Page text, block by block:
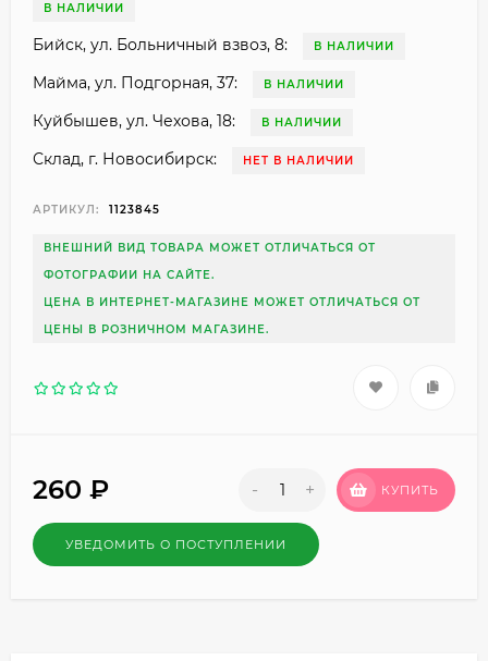
В НАЛИЧИИ
Бийск, ул. Больничный взвоз, 8: В НАЛИЧИИ
Майма, ул. Подгорная, 37: В НАЛИЧИИ
Куйбышев, ул. Чехова, 18: В НАЛИЧИИ
Склад, г. Новосибирск: НЕТ В НАЛИЧИИ
АРТИКУЛ: 1123845
ВНЕШНИЙ ВИД ТОВАРА МОЖЕТ ОТЛИЧАТЬСЯ ОТ
ФОТОГРАФИИ НА САЙТЕ.
ЦЕНА В ИНТЕРНЕТ-МАГАЗИНЕ МОЖЕТ ОТЛИЧАТЬСЯ ОТ
ЦЕНЫ В РОЗНИЧНОМ МАГАЗИНЕ.
260 ₽ - + КУПИТЬ
УВЕДОМИТЬ О ПОСТУПЛЕНИИ